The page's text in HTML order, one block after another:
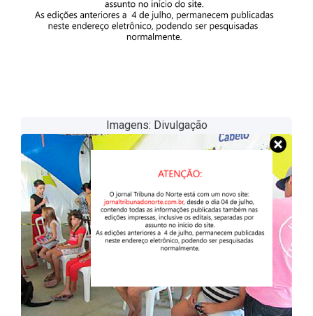
Imagens: Divulgação